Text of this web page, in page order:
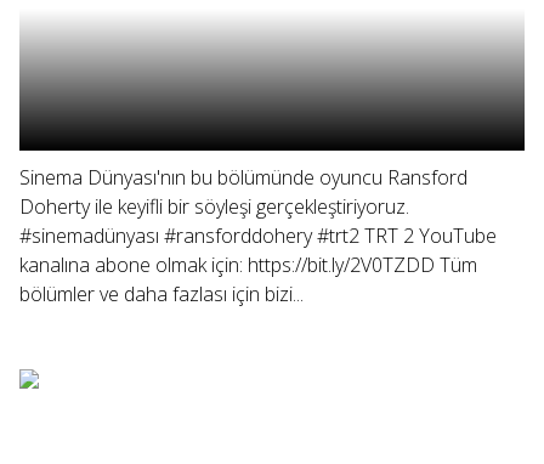
Sinema Dünyası'nın bu bölümünde oyuncu Ransford
Doherty ile keyifli bir söyleşi gerçekleştiriyoruz.
#sinemadünyası #ransforddohery #trt2 TRT 2 YouTube
kanalına abone olmak için: https://bit.ly/2V0TZDD Tüm
bölümler ve daha fazlası için bizi...